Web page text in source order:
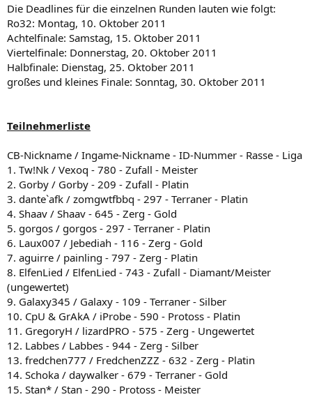
Die Deadlines für die einzelnen Runden lauten wie folgt:
Ro32: Montag, 10. Oktober 2011
Achtelfinale: Samstag, 15. Oktober 2011
Viertelfinale: Donnerstag, 20. Oktober 2011
Halbfinale: Dienstag, 25. Oktober 2011
großes und kleines Finale: Sonntag, 30. Oktober 2011
Teilnehmerliste
CB-Nickname / Ingame-Nickname - ID-Nummer - Rasse - Liga
1. Tw!Nk / Vexoq - 780 - Zufall - Meister
2. Gorby / Gorby - 209 - Zufall - Platin
3. dante`afk / zomgwtfbbq - 297 - Terraner - Platin
4. Shaav / Shaav - 645 - Zerg - Gold
5. gorgos / gorgos - 297 - Terraner - Platin
6. Laux007 / Jebediah - 116 - Zerg - Gold
7. aguirre / painling - 797 - Zerg - Platin
8. ElfenLied / ElfenLied - 743 - Zufall - Diamant/Meister
(ungewertet)
9. Galaxy345 / Galaxy - 109 - Terraner - Silber
10. CpU & GrAkA / iProbe - 590 - Protoss - Platin
11. GregoryH / lizardPRO - 575 - Zerg - Ungewertet
12. Labbes / Labbes - 944 - Zerg - Silber
13. fredchen777 / FredchenZZZ - 632 - Zerg - Platin
14. Schoka / daywalker - 679 - Terraner - Gold
15. Stan* / Stan - 290 - Protoss - Meister